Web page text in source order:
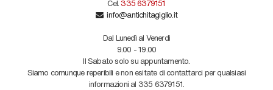
Cel. 335 6379151
info@antichitagiglio.it
Dal Lunedì al Venerdì
9.00 - 19.00
Il Sabato solo su appuntamento.
Siamo comunque reperibili e non esitate di contattarci per qualsiasi
informazioni al 335 6379151.